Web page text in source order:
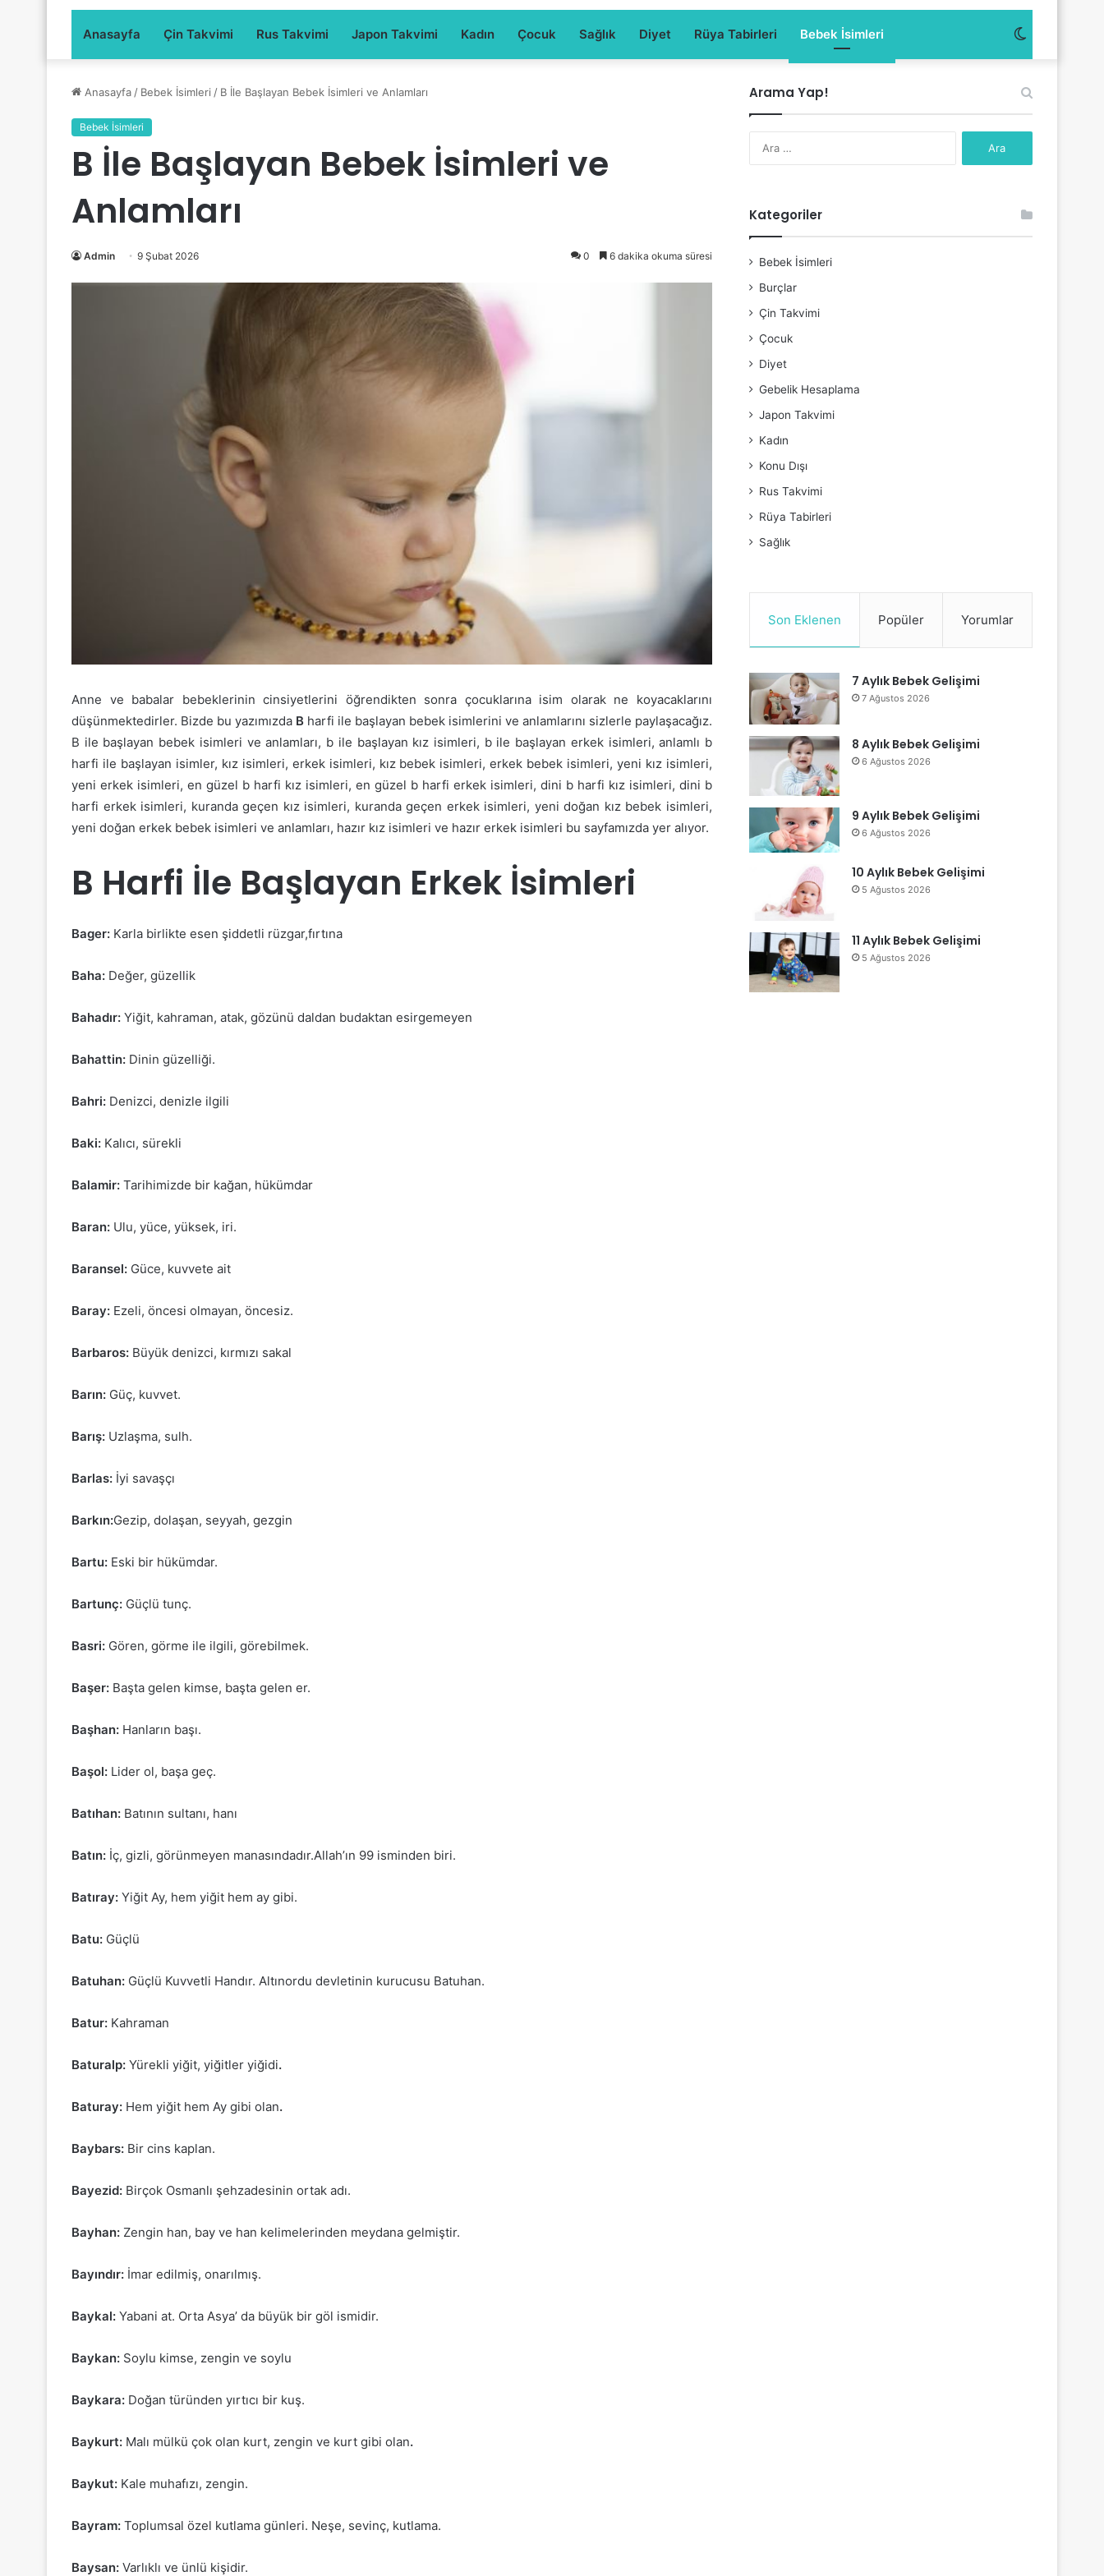
Anasayfa Çin Takvimi Rus Takvimi Japon Takvimi Kadın Çocuk Sağlık Diyet Rüya Tabirleri Bebek İsimleri
görünümü
değiştir
Anasayfa / Bebek İsimleri / B İle Başlayan Bebek İsimleri ve Anlamları
Bebek İsimleri
B İle Başlayan Bebek İsimleri ve
Anlamları
Admin 9 Şubat 2026 0 6 dakika okuma süresi
Anne ve babalar bebeklerinin cinsiyetlerini öğrendikten sonra çocuklarına isim olarak ne koyacaklarını
düşünmektedirler. Bizde bu yazımızda B harfi ile başlayan bebek isimlerini ve anlamlarını sizlerle paylaşacağız.
B ile başlayan bebek isimleri ve anlamları, b ile başlayan kız isimleri, b ile başlayan erkek isimleri, anlamlı b
harfi ile başlayan isimler, kız isimleri, erkek isimleri, kız bebek isimleri, erkek bebek isimleri, yeni kız isimleri,
yeni erkek isimleri, en güzel b harfi kız isimleri, en güzel b harfi erkek isimleri, dini b harfi kız isimleri, dini b
harfi erkek isimleri, kuranda geçen kız isimleri, kuranda geçen erkek isimleri, yeni doğan kız bebek isimleri,
yeni doğan erkek bebek isimleri ve anlamları, hazır kız isimleri ve hazır erkek isimleri bu sayfamızda yer alıyor.
B Harfi İle Başlayan Erkek İsimleri
Bager: Karla birlikte esen şiddetli rüzgar,fırtına
Baha: Değer, güzellik
Bahadır: Yiğit, kahraman, atak, gözünü daldan budaktan esirgemeyen
Bahattin: Dinin güzelliği.
Bahri: Denizci, denizle ilgili
Baki: Kalıcı, sürekli
Balamir: Tarihimizde bir kağan, hükümdar
Baran: Ulu, yüce, yüksek, iri.
Baransel: Güce, kuvvete ait
Baray: Ezeli, öncesi olmayan, öncesiz.
Barbaros: Büyük denizci, kırmızı sakal
Barın: Güç, kuvvet.
Barış: Uzlaşma, sulh.
Barlas: İyi savaşçı
Barkın:Gezip, dolaşan, seyyah, gezgin
Bartu: Eski bir hükümdar.
Bartunç: Güçlü tunç.
Basri: Gören, görme ile ilgili, görebilmek.
Başer: Başta gelen kimse, başta gelen er.
Başhan: Hanların başı.
Başol: Lider ol, başa geç.
Batıhan: Batının sultanı, hanı
Batın: İç, gizli, görünmeyen manasındadır.Allah’ın 99 isminden biri.
Batıray: Yiğit Ay, hem yiğit hem ay gibi.
Batu: Güçlü
Batuhan: Güçlü Kuvvetli Handır. Altınordu devletinin kurucusu Batuhan.
Batur: Kahraman
Baturalp: Yürekli yiğit, yiğitler yiğidi.
Baturay: Hem yiğit hem Ay gibi olan.
Baybars: Bir cins kaplan.
Bayezid: Birçok Osmanlı şehzadesinin ortak adı.
Bayhan: Zengin han, bay ve han kelimelerinden meydana gelmiştir.
Bayındır: İmar edilmiş, onarılmış.
Baykal: Yabani at. Orta Asya’ da büyük bir göl ismidir.
Baykan: Soylu kimse, zengin ve soylu
Baykara: Doğan türünden yırtıcı bir kuş.
Baykurt: Malı mülkü çok olan kurt, zengin ve kurt gibi olan.
Baykut: Kale muhafızı, zengin.
Bayram: Toplumsal özel kutlama günleri. Neşe, sevinç, kutlama.
Baysan: Varlıklı ve ünlü kişidir.
Arama Yap!
Kategoriler
Bebek İsimleri
Burçlar
Çin Takvimi
Çocuk
Diyet
Gebelik Hesaplama
Japon Takvimi
Kadın
Konu Dışı
Rus Takvimi
Rüya Tabirleri
Sağlık
Son Eklenen Popüler Yorumlar
7 Aylık Bebek Gelişimi
7 Ağustos 2026
8 Aylık Bebek Gelişimi
6 Ağustos 2026
9 Aylık Bebek Gelişimi
6 Ağustos 2026
10 Aylık Bebek Gelişimi
5 Ağustos 2026
11 Aylık Bebek Gelişimi
5 Ağustos 2026